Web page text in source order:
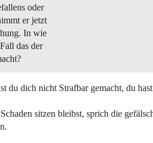
oder
er jetzt
In wie
das der
du dich nicht Strafbar gemacht, du
sitzen bleibst, sprich die